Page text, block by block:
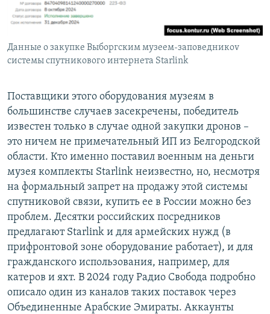
Данные о закупке Выборгским музеем-заповедникоv
системы спутникового интернета Starlink
Поставщики этого оборудования музеям в
большинстве случаев засекречены, победитель
известен только в случае одной закупки дронов –
это ничем не примечательный ИП из Белгородской
области. Кто именно поставил военным на деньги
музея комплекты Starlink неизвестно, но, несмотря
на формальный запрет на продажу этой системы
спутниковой связи, купить ее в России можно без
проблем. Десятки российских посредников
предлагают Starlink и для армейских нужд (в
прифронтовой зоне оборудование работает), и для
гражданского использования, например, для
катеров и яхт. В 2024 году Радио Свобода подробно
описало один из каналов таких поставок через
Объединенные Арабские Эмираты. Аккаунты